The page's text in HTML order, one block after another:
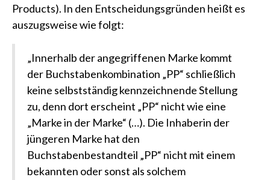
Products). In den Entscheidungsgründen heißt es
auszugsweise wie folgt:
„Innerhalb der angegriffenen Marke kommt
der Buchstabenkombination „PP“ schließlich
keine selbstständig kennzeichnende Stellung
zu, denn dort erscheint „PP“ nicht wie eine
„Marke in der Marke“ (…). Die Inhaberin der
jüngeren Marke hat den
Buchstabenbestandteil „PP“ nicht mit einem
bekannten oder sonst als solchem